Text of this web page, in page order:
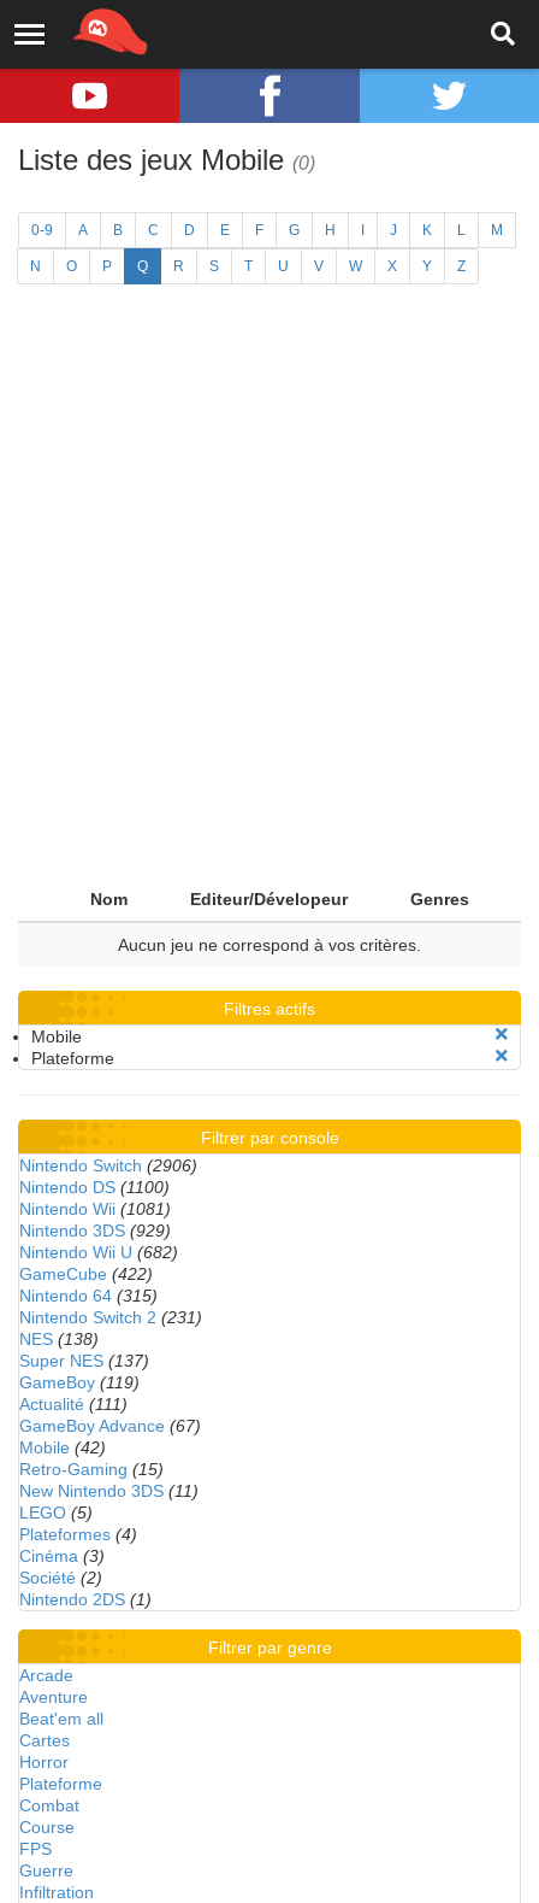
Liste des jeux Mobile (0)
0-9 A B C D E F G H J K L M
N O P Q R S T U V W X Y Z
Nom Editeur/Dévelopeur Genres
Aucun jeu ne correspond à vos critères.
Filtres actifs
Mobile
Plateforme
Filtrer par console
Nintendo Switch (2906)
Nintendo DS (1100)
Nintendo Wii (1081)
Nintendo 3DS (929)
Nintendo Wii U (682)
GameCube (422)
Nintendo 64 (315)
Nintendo Switch 2 (231)
NES (138)
Super NES (137)
GameBoy (119)
Actualité (111)
GameBoy Advance (67)
Mobile (42)
Retro-Gaming (15)
New Nintendo 3DS (11)
LEGO (5)
Plateformes (4)
Cinéma (3)
Société (2)
Nintendo 2DS (1)
Filtrer par genre
Arcade
Aventure
Beat'em all
Cartes
Horror
Plateforme
Combat
Course
FPS
Guerre
Infiltration